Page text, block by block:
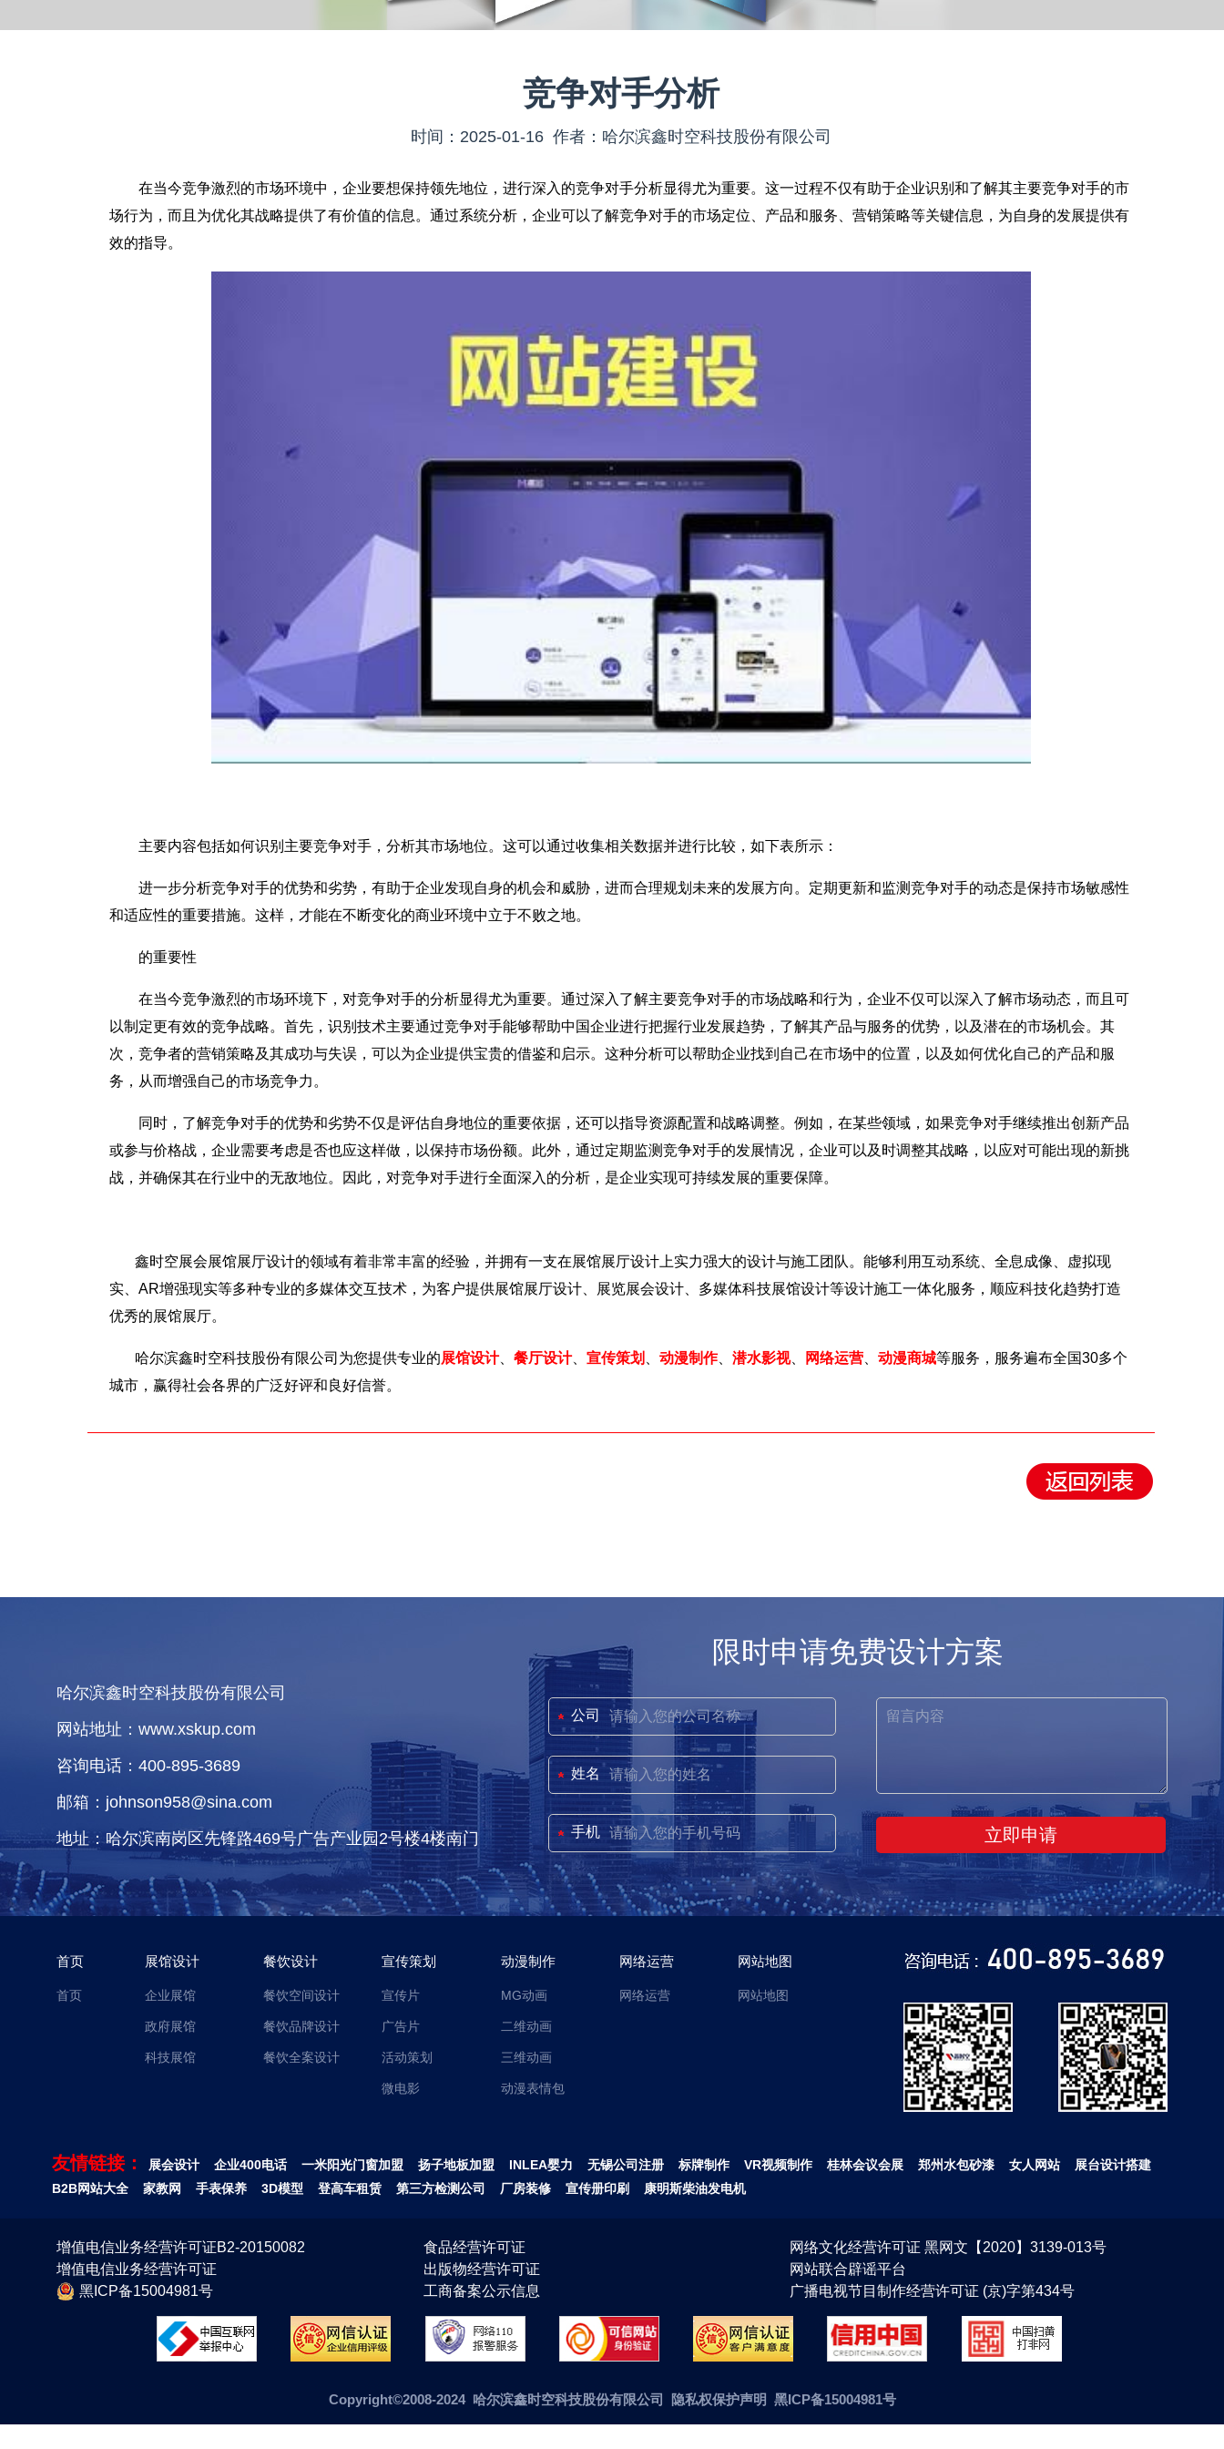
竞争对手分析
时间：2025-01-16 作者：哈尔滨鑫时空科技股份有限公司
在当今竞争激烈的市场环境中，企业要想保持领先地位，进行深入的竞争对手分析显得尤为重要。这一过程不仅有助于企业识别和了解其主要竞争对手的市
场行为，而且为优化其战略提供了有价值的信息。通过系统分析，企业可以了解竞争对手的市场定位、产品和服务、营销策略等关键信息，为自身的发展提供有
效的指导。
主要内容包括如何识别主要竞争对手，分析其市场地位。这可以通过收集相关数据并进行比较，如下表所示：
进一步分析竞争对手的优势和劣势，有助于企业发现自身的机会和威胁，进而合理规划未来的发展方向。定期更新和监测竞争对手的动态是保持市场敏感性
和适应性的重要措施。这样，才能在不断变化的商业环境中立于不败之地。
的重要性
在当今竞争激烈的市场环境下，对竞争对手的分析显得尤为重要。通过深入了解主要竞争对手的市场战略和行为，企业不仅可以深入了解市场动态，而且可
以制定更有效的竞争战略。首先，识别技术主要通过竞争对手能够帮助中国企业进行把握行业发展趋势，了解其产品与服务的优势，以及潜在的市场机会。其
次，竞争者的营销策略及其成功与失误，可以为企业提供宝贵的借鉴和启示。这种分析可以帮助企业找到自己在市场中的位置，以及如何优化自己的产品和服
务，从而增强自己的市场竞争力。
同时，了解竞争对手的优势和劣势不仅是评估自身地位的重要依据，还可以指导资源配置和战略调整。例如，在某些领域，如果竞争对手继续推出创新产品
或参与价格战，企业需要考虑是否也应这样做，以保持市场份额。此外，通过定期监测竞争对手的发展情况，企业可以及时调整其战略，以应对可能出现的新挑
战，并确保其在行业中的无敌地位。因此，对竞争对手进行全面深入的分析，是企业实现可持续发展的重要保障。
鑫时空展会展馆展厅设计的领域有着非常丰富的经验，并拥有一支在展馆展厅设计上实力强大的设计与施工团队。能够利用互动系统、全息成像、虚拟现
实、AR增强现实等多种专业的多媒体交互技术，为客户提供展馆展厅设计、展览展会设计、多媒体科技展馆设计等设计施工一体化服务，顺应科技化趋势打造
优秀的展馆展厅。
哈尔滨鑫时空科技股份有限公司为您提供专业的展馆设计、 餐厅设计、 宣传策划 动漫制作、 潜水影视、 网络运营、 动漫商城等服务，服务遍布全国30多个
城市，赢得社会各界的广泛好评和良好信誉。
哈尔滨鑫时空科技股份有限公司
网站地址：www.xskup.com
咨询电话：400-895-3689
邮箱：johnson958@sina.com
地址：哈尔滨南岗区先锋路469号广告产业园2号楼4楼南门
限时申请免费设计方案
公司
姓名
手机
首页
首页
展馆设计
企业展馆
政府展馆
科技展馆
餐饮设计
餐饮空间设计
餐饮品牌设计
餐饮全案设计
宣传策划
宣传片
广告片
活动策划
微电影
动漫制作
MG动画
二维动画
三维动画
动漫表情包
网络运营
网络运营
网站地图
网站地图
友情链接： 展会设计 企业400电话 一米阳光门窗加盟 扬子地板加盟 INLEA婴力 无锡公司注册 标牌制作 VR视频制作 桂林会议会展 郑州水包砂漆 女人网站
展台设计搭建
B2B网站大全
家教网 手表保养 3D模型 登高车租赁 第三方检测公司 厂房装修 宣传册印刷 康明斯柴油发电机
增值电信业务经营许可证B2-20150082 食品经营许可证
网络文化经营许可证 黑网文【2020】3139-013号
增值电信业务经营许可证
出版物经营许可证
网站联合辟谣平台
黑ICP备15004981号
工商备案公示信息 广播电视节目制作经营许可证 (京)字第434号
Copyright©2008-2024 哈尔滨鑫时空科技股份有限公司 隐私权保护声明 黑ICP备15004981号